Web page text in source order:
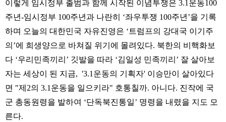
이렇게 임시정부 출범과 함께 시작된 이념투쟁은 3.1운동100
주년-임시정부 100주년과 나란히 ‘좌우투쟁 100주년’을 기록
하며 오늘의 대한민국 자유진영은 ‘트럼프의 강대국 이기주
의’에 희생양으로 바쳐질 위기에 몰려있다. 북한의 비핵화보
다 ‘우리민족끼리’ 깃발을 따라 ‘김일성 민족끼리’ 잘 살아보
자는 세상이 된 지금, '3.1운동의 기획자' 이승만이 살아있다
면 "제2의 3.1운동을 일으키라" 호통칠까. 아니다. 진작에 국
군 총동원령을 발하여 ‘단독북진통일’ 명령을 내렸을 지도 모
른다.